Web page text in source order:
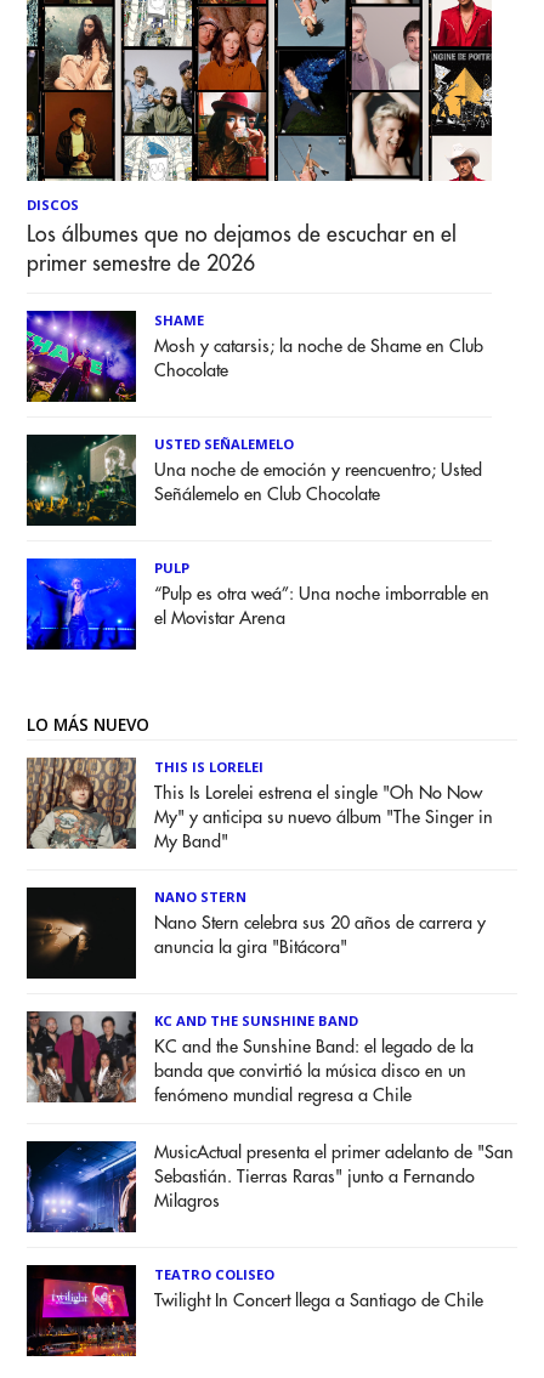
DISCOS
Los álbumes que no dejamos de escuchar en el
primer semestre de 2026
SHAME
Mosh y catarsis; la noche de Shame en Club
Chocolate
USTED SEÑALEMELO
Una noche de emoción y reencuentro; Usted
Señálemelo en Club Chocolate
PULP
“Pulp es otra weá”: Una noche imborrable en
el Movistar Arena
LO MÁS NUEVO
THIS IS LORELEI
This Is Lorelei estrena el single "Oh No Now
My" y anticipa su nuevo álbum "The Singer in
My Band"
NANO STERN
Nano Stern celebra sus 20 años de carrera y
anuncia la gira "Bitácora"
KC AND THE SUNSHINE BAND
KC and the Sunshine Band: el legado de la
banda que convirtió la música disco en un
fenómeno mundial regresa a Chile
MusicActual presenta el primer adelanto de "San
Sebastián. Tierras Raras" junto a Fernando
Milagros
TEATRO COLISEO
Twilight In Concert llega a Santiago de Chile